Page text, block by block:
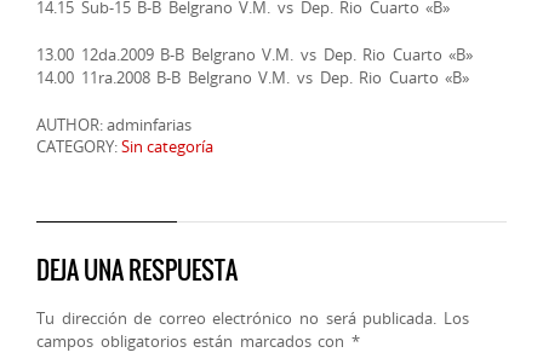
14.15 Sub-15 B-B Belgrano V.M. vs Dep. Rio Cuarto «B»
13.00 12da.2009 B-B Belgrano V.M. vs Dep. Rio Cuarto «B»
14.00 11ra.2008 B-B Belgrano V.M. vs Dep. Rio Cuarto «B»
AUTHOR: adminfarias
CATEGORY:Sin categoría
DEJA UNA RESPUESTA
Tu dirección de correo electrónico no será publicada. Los
campos obligatorios están marcados con *